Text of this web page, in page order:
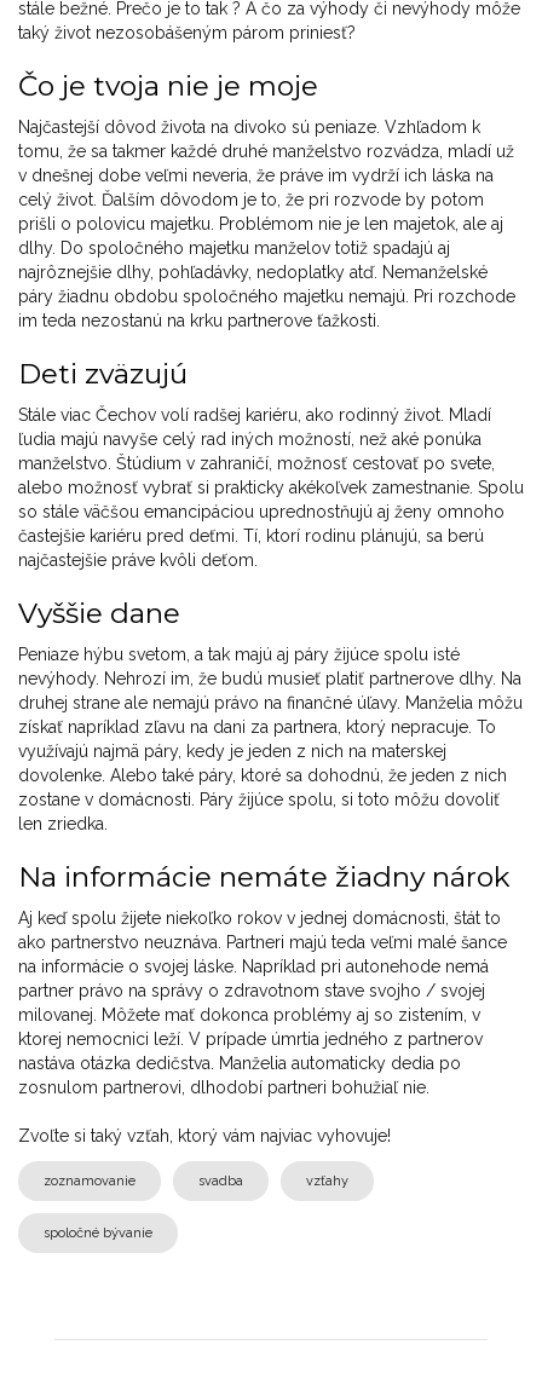
stále bežné. Prečo je to tak ? A čo za výhody či nevýhody môže
taký život nezosobášeným párom priniesť?
Čo je tvoja nie je moje
Najčastejší dôvod života na divoko sú peniaze. Vzhľadom k
tomu, že sa takmer každé druhé manželstvo rozvádza, mladí už
v dnešnej dobe veľmi neveria, že práve im vydrží ich láska na
celý život. Ďalším dôvodom je to, že pri rozvode by potom
prišli o polovicu majetku. Problémom nie je len majetok, ale aj
dlhy. Do spoločného majetku manželov totiž spadajú aj
najrôznejšie dlhy, pohľadávky, nedoplatky atď. Nemanželské
páry žiadnu obdobu spoločného majetku nemajú. Pri rozchode
im teda nezostanú na krku partnerove ťažkosti.
Deti zväzujú
Stále viac Čechov volí radšej kariéru, ako rodinný život. Mladí
ľudia majú navyše celý rad iných možností, než aké ponúka
manželstvo. Štúdium v ​​zahraničí, možnosť cestovať po svete,
alebo možnosť vybrať si prakticky akékoľvek zamestnanie. Spolu
so stále väčšou emancipáciou uprednostňujú aj ženy omnoho
častejšie kariéru pred deťmi. Tí, ktorí rodinu plánujú, sa berú
najčastejšie práve kvôli deťom.
Vyššie dane
Peniaze hýbu svetom, a tak majú aj páry žijúce spolu isté
nevýhody. Nehrozí im, že budú musieť platiť partnerove dlhy. Na
druhej strane ale nemajú právo na finančné úľavy. Manželia môžu
získať napríklad zľavu na dani za partnera, ktorý nepracuje. To
využívajú najmä páry, kedy je jeden z nich na materskej
dovolenke. Alebo také páry, ktoré sa dohodnú, že jeden z nich
zostane v domácnosti. Páry žijúce spolu, si toto môžu dovoliť
len zriedka.
Na informácie nemáte žiadny nárok
Aj keď spolu žijete niekoľko rokov v jednej domácnosti, štát to
ako partnerstvo neuznáva. Partneri majú teda veľmi malé šance
na informácie o svojej láske. Napríklad pri autonehode nemá
partner právo na správy o zdravotnom stave svojho / svojej
milovanej. Môžete mať dokonca problémy aj so zistením, v
ktorej nemocnici leží. V prípade úmrtia jedného z partnerov
nastáva otázka dedičstva. Manželia automaticky dedia po
zosnulom partnerovi, dlhodobí partneri bohužiaľ nie.
Zvoľte si taký vzťah, ktorý vám najviac vyhovuje!
zoznamovanie svadba vzťahy
spoločné bývanie